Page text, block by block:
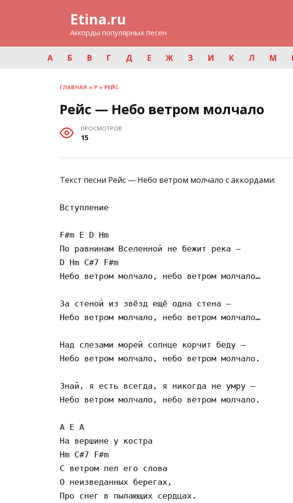
Etina.ru
Аккорды популярных песен
А Б В Г Д Е Ж З И К Л М
ГЛАВНАЯ » Р » РЕЙС
Рейс — Небо ветром молчало
ПРОСМОТРОВ
15
Текст песни Рейс — Небо ветром молчало с аккордами:
Вступление
F#m E D Hm
По равнинам Вселенной не бежит река –
D Hm C#7 F#m
Небо ветром молчало, небо ветром молчало…
За стеной из звёзд ещё одна стена –
Небо ветром молчало, небо ветром молчало…
Над слезами морей солнце корчит беду –
Небо ветром молчало, небо ветром молчало.
Знай, я есть всегда, я никогда не умру –
Небо ветром молчало, небо ветром молчало.
A E A
На вершине у костра
Hm C#7 F#m
С ветром пел его слова
О неизведанных берегах,
Про снег в пылающих сердцах.